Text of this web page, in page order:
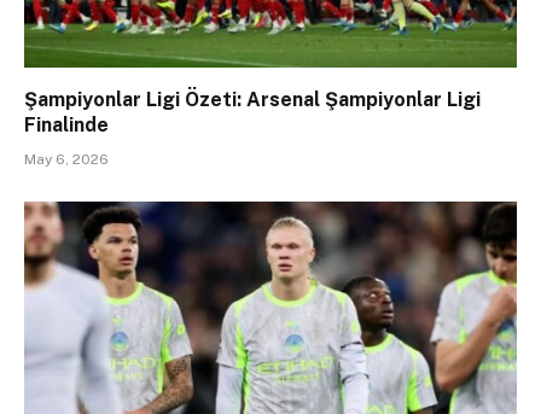
Şampiyonlar Ligi Özeti: Arsenal Şampiyonlar Ligi
Finalinde
May 6, 2026